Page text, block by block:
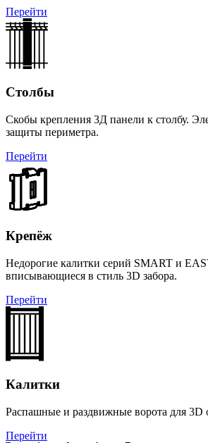
Перейти
Столбы
Скобы крепления 3Д панели к столбу.
защиты периметра.
Перейти
Крепёж
Недорогие калитки серий SMART и
вписывающиеся в стиль 3D забора.
Перейти
Калитки
Распашные и раздвижные ворота для 3D
Перейти